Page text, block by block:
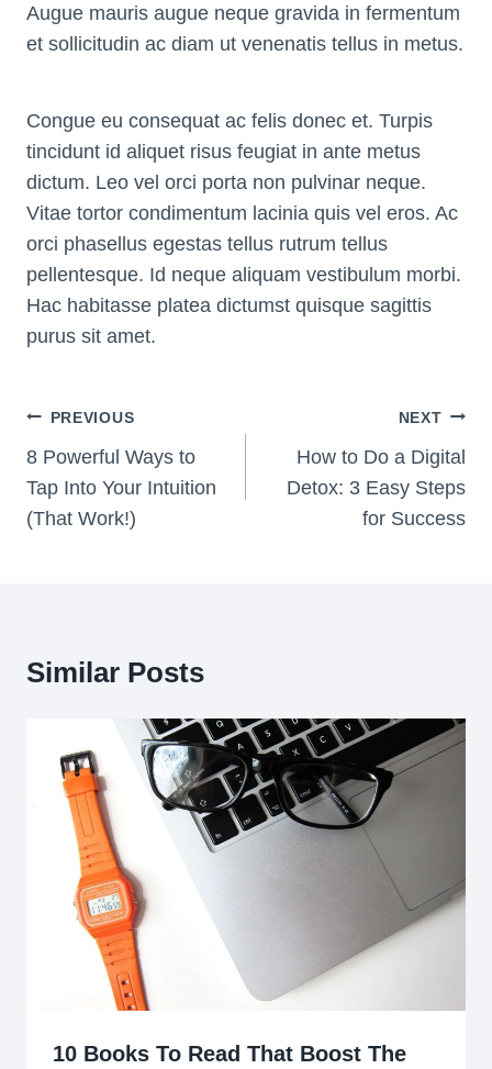
Augue mauris augue neque gravida in fermentum
et sollicitudin ac diam ut venenatis tellus in metus.
Congue eu consequat ac felis donec et. Turpis
tincidunt id aliquet risus feugiat in ante metus
dictum. Leo vel orci porta non pulvinar neque.
Vitae tortor condimentum lacinia quis vel eros. Ac
orci phasellus egestas tellus rutrum tellus
pellentesque. Id neque aliquam vestibulum morbi.
Hac habitasse platea dictumst quisque sagittis
purus sit amet.
Post
Navigation
PREVIOUS
8 Powerful Ways to
Tap Into Your Intuition
(That Work!)
NEXT
How to Do a Digital
Detox: 3 Easy Steps
for Success
Similar Posts
10 Books To Read That Boost The